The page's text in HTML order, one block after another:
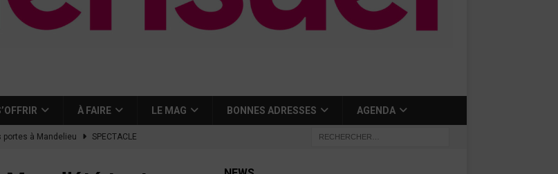
À FAIRE LE MAG BONNES ADRESSES AGENDA
portes à Mandelieu SPECTACLE